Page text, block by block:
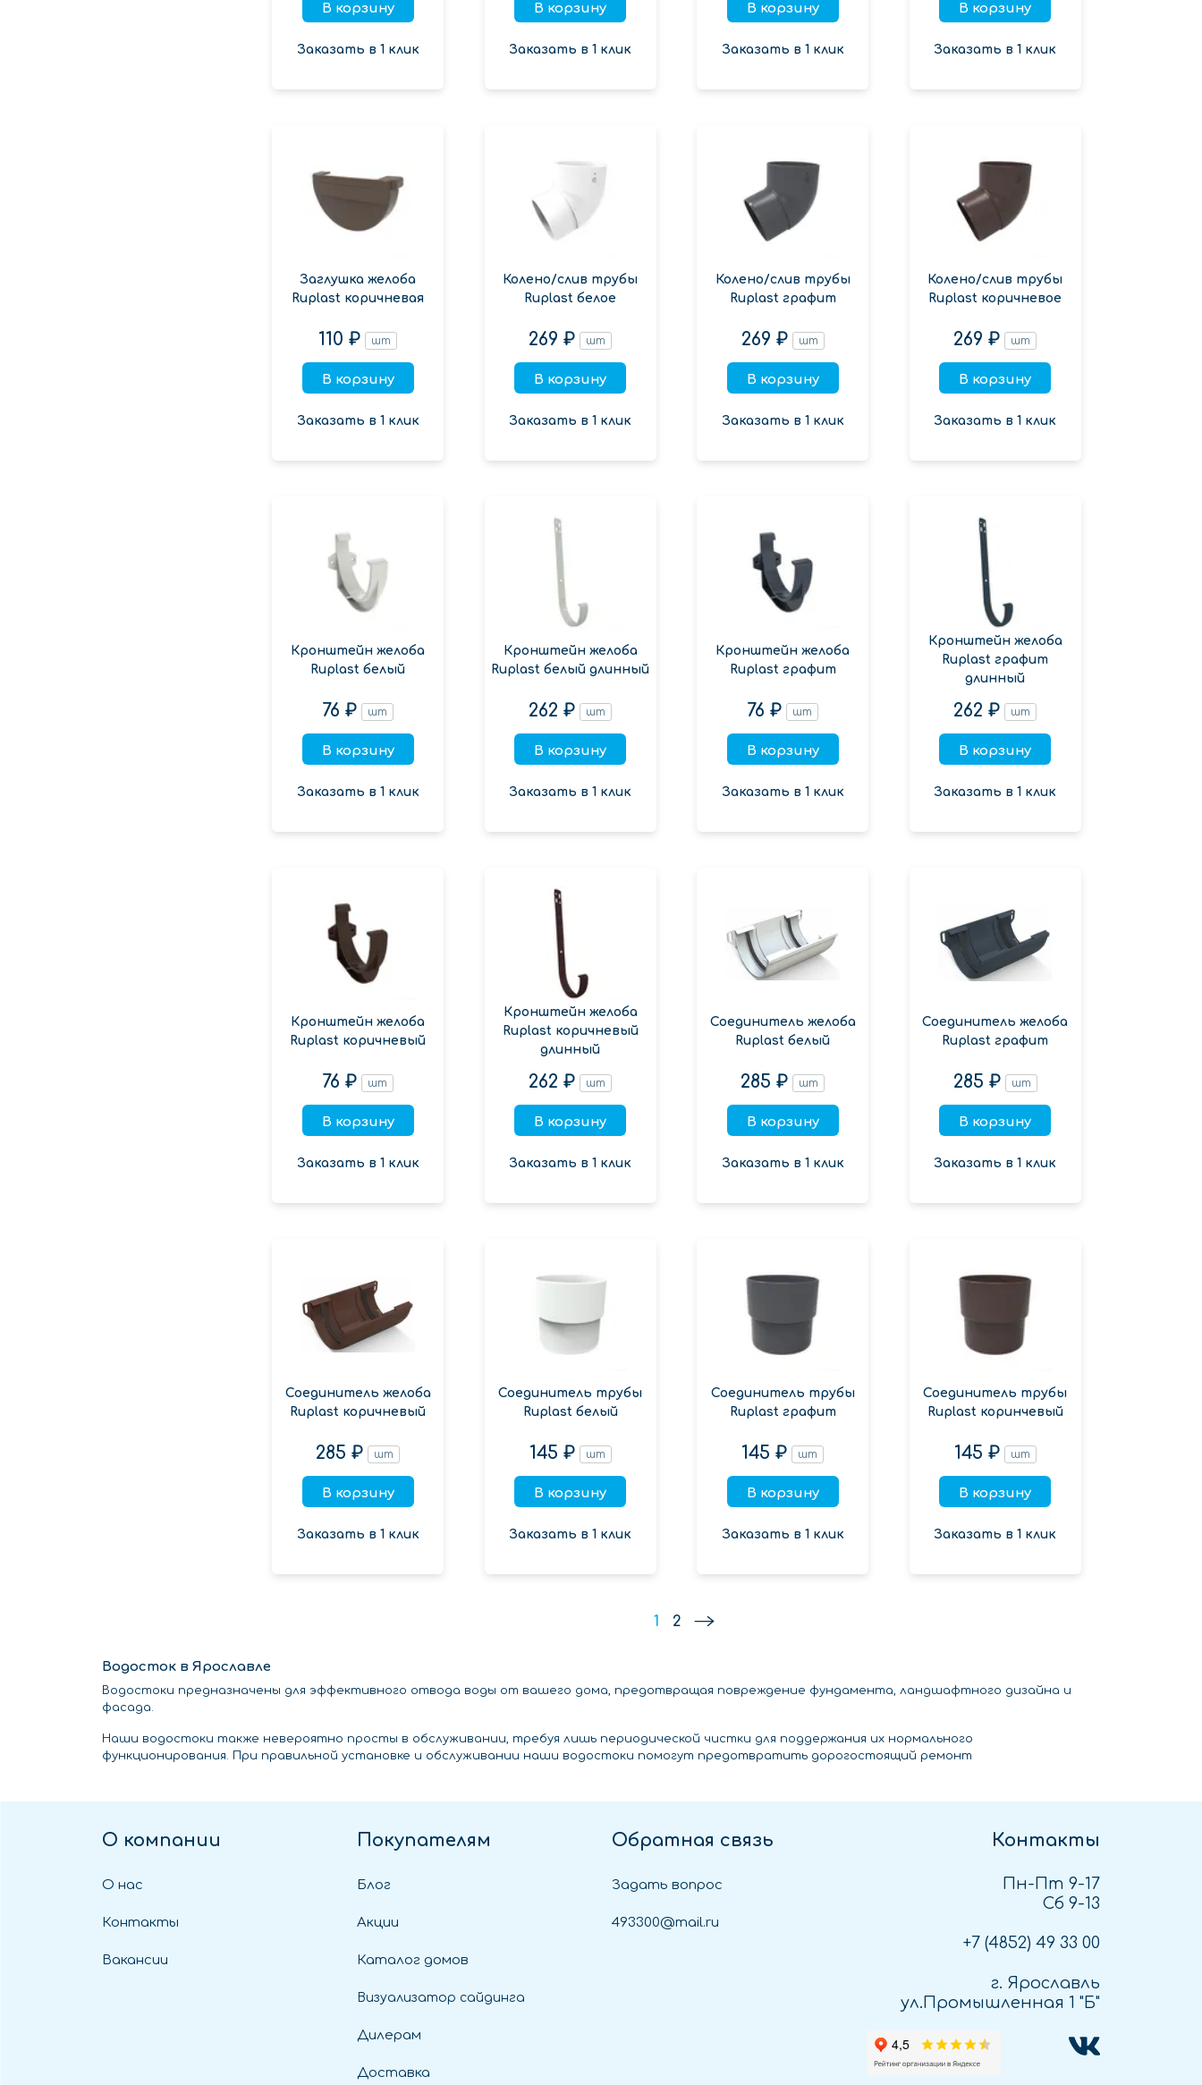
В корзину
Заказать в 1 клик
В корзину
Заказать в 1 клик
В корзину
Заказать в 1 клик
В корзину
Заказать в 1 клик
Заглушка желоба
Ruplast коричневая
110 ₽ шт
В корзину
Заказать в 1 клик
Колено/слив трубы
Ruplast белое
269 ₽ шт
В корзину
Заказать в 1 клик
Колено/слив трубы
Ruplast графит
269 ₽ шт
В корзину
Заказать в 1 клик
Колено/слив трубы
Ruplast коричневое
269 ₽ шт
В корзину
Заказать в 1 клик
Кронштейн желоба
Ruplast белый
76 ₽ шт
В корзину
Заказать в 1 клик
Кронштейн желоба
Ruplast белый длинный
262 ₽ шт
В корзину
Заказать в 1 клик
Кронштейн желоба
Ruplast графит
76 ₽ шт
В корзину
Заказать в 1 клик
Кронштейн желоба
Ruplast графит
длинный
262 ₽ шт
В корзину
Заказать в 1 клик
Кронштейн желоба
Ruplast коричневый
76 ₽ шт
В корзину
Заказать в 1 клик
Кронштейн желоба
Ruplast коричневый
длинный
262 ₽ шт
В корзину
Заказать в 1 клик
Соединитель желоба
Ruplast белый
285 ₽ шт
В корзину
Заказать в 1 клик
Соединитель желоба
Ruplast графит
285 ₽ шт
В корзину
Заказать в 1 клик
Соединитель желоба
Ruplast коричневый
285 ₽ шт
В корзину
Заказать в 1 клик
Соединитель трубы
Ruplast белый
145 ₽ шт
В корзину
Заказать в 1 клик
Соединитель трубы
Ruplast графит
145 ₽ шт
В корзину
Заказать в 1 клик
Соединитель трубы
Ruplast коринчевый
145 ₽ шт
В корзину
Заказать в 1 клик
1 2
Водосток в Ярославле
Водостоки предназначены для эффективного отвода воды от вашего дома, предотвращая повреждение фундамента, ландшафтного дизайна и
фасада.
Наши водостоки также невероятно просты в обслуживании, требуя лишь периодической чистки для поддержания их нормального
функционирования. При правильной установке и обслуживании наши водостоки помогут предотвратить дорогостоящий ремонт
О компании
О нас
Контакты
Вакансии
Покупателям
Блог
Акции
Каталог домов
Визуализатор сайдинга
Дилерам
Доставка
Обратная связь
Задать вопрос
493300@mail.ru
Контакты
Пн-Пт 9-17
Сб 9-13
+7 (4852) 49 33 00
г. Ярославль
ул.Промышленная 1 "Б"